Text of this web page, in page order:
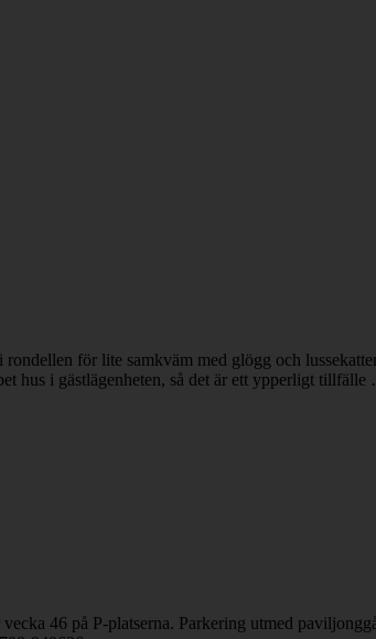
för lite samkväm med glögg och
hus i gästlägenheten, så det är ett ypperligt tillfälle
46 på P-platserna. Parkering utmed